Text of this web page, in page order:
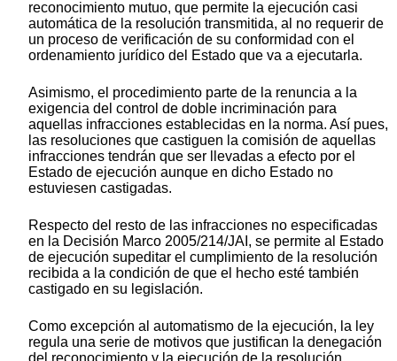
reconocimiento mutuo, que permite la ejecución casi
automática de la resolución transmitida, al no requerir de
un proceso de verificación de su conformidad con el
ordenamiento jurídico del Estado que va a ejecutarla.
Asimismo, el procedimiento parte de la renuncia a la
exigencia del control de doble incriminación para
aquellas infracciones establecidas en la norma. Así pues,
las resoluciones que castiguen la comisión de aquellas
infracciones tendrán que ser llevadas a efecto por el
Estado de ejecución aunque en dicho Estado no
estuviesen castigadas.
Respecto del resto de las infracciones no especificadas
en la Decisión Marco 2005/214/JAI, se permite al Estado
de ejecución supeditar el cumplimiento de la resolución
recibida a la condición de que el hecho esté también
castigado en su legislación.
Como excepción al automatismo de la ejecución, la ley
regula una serie de motivos que justifican la denegación